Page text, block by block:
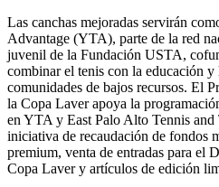
Las canchas mejoradas servirán
Advantage (YTA), parte de la red
juvenil de la Fundación USTA,
combinar el tenis con la educación
comunidades de bajos recursos. El
la Copa Laver apoya la
en YTA y East Palo Alto Tennis and
iniciativa de recaudación de fondos
premium, venta de entradas para el
Copa Laver y artículos de edición